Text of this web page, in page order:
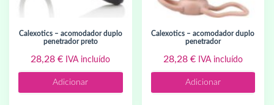
calexotics – acomodador duplo
penetrador preto
28,28€ IVA incluído
Adicionar
calexotics – acomodador duplo
penetrador
28,28 € IVA incluído
Adicionar